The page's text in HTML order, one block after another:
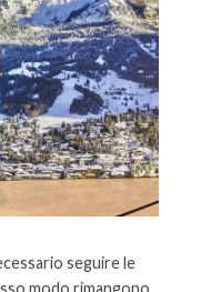
seguire le
modo rimangono